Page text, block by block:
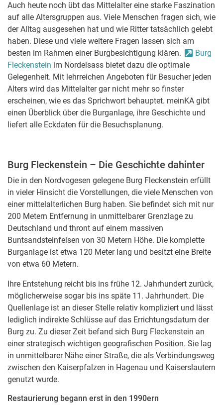
Auch heute noch übt das Mittelalter eine starke Faszination
auf alle Altersgruppen aus. Viele Menschen fragen sich, wie
der Alltag ausgesehen hat und wie Ritter tatsächlich gelebt
haben. Diese und viele weitere Fragen lassen sich am
besten im Rahmen einer Burgbesichtigung klären.
Burg
Fleckenstein im Nordelsass bietet dazu die optimale
Gelegenheit. Mit lehrreichen Angeboten für Besucher jeden
Alters wird das Mittelalter gar nicht mehr so finster
erscheinen, wie es das Sprichwort behauptet. meinKA gibt
einen Überblick über die Burganlage, ihre Geschichte und
liefert alle Eckdaten für die Besuchsplanung.
Burg Fleckenstein – Die Geschichte dahinter
Die in den Nordvogesen gelegene Burg Fleckenstein erfüllt
in vieler Hinsicht die Vorstellungen, die viele Menschen von
einer mittelalterlichen Burg haben. Sie befindet sich mit nur
200 Metern Entfernung in unmittelbarer Grenzlage zu
Deutschland und thront auf einem massiven
Buntsandsteinfelsen von 30 Metern Höhe. Die komplette
Burganlage ist etwa 120 Meter lang und besitzt eine Breite
von etwa 60 Metern.
Ihre Entstehung reicht bis ins frühe 12. Jahrhundert zurück,
möglicherweise sogar bis ins späte 11. Jahrhundert. Die
Quellenlage ist an dieser Stelle relativ kompliziert und lässt
lediglich indirekte Schlüsse auf das Errichtungsdatum der
Burg zu. Zu dieser Zeit befand sich Burg Fleckenstein an
einer strategisch wichtigen geografischen Position. Sie lag
in unmittelbarer Nähe einer Straße, die als Verbindungsweg
zwischen den Kaiserpfalzen in Hagenau und Kaiserslautern
genutzt wurde.
Restaurierung begann erst in den 1990ern